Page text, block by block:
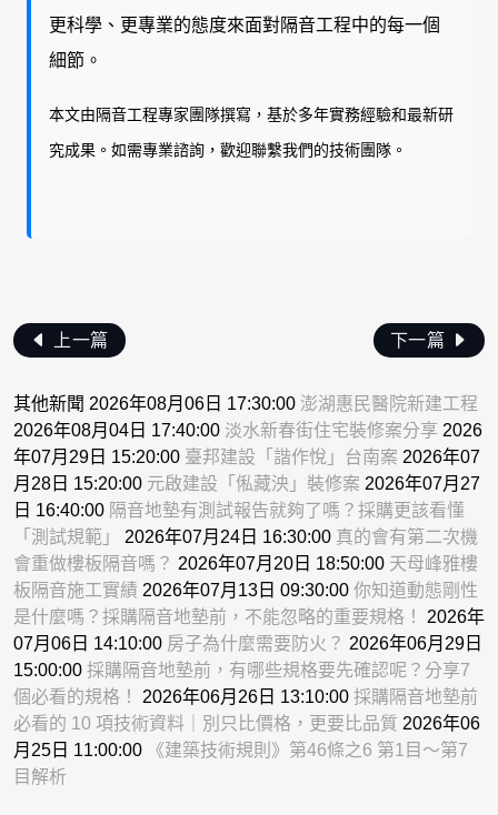
更科學、更專業的態度來面對隔音工程中的每一個
細節。
本文由隔音工程專家團隊撰寫，基於多年實務經驗和最新研
究成果。如需專業諮詢，歡迎聯繫我們的技術團隊。
上一篇 下一篇
其他新聞 2026年08月06日 17:30:00 澎湖惠民醫院新建工程
2026年08月04日 17:40:00 淡水新春街住宅裝修案分享 2026
年07月29日 15:20:00 臺邦建設「諧作悅」台南案 2026年07
月28日 15:20:00 元啟建設「俬藏泱」裝修案 2026年07月27
日 16:40:00 隔音地墊有測試報告就夠了嗎？採購更該看懂
「測試規範」 2026年07月24日 16:30:00 真的會有第二次機
會重做樓板隔音嗎？ 2026年07月20日 18:50:00 天母峰雅樓
板隔音施工實績 2026年07月13日 09:30:00 你知道動態剛性
是什麼嗎？採購隔音地墊前，不能忽略的重要規格！ 2026年
07月06日 14:10:00 房子為什麼需要防火？ 2026年06月29日
15:00:00 採購隔音地墊前，有哪些規格要先確認呢？分享7
個必看的規格！ 2026年06月26日 13:10:00 採購隔音地墊前
必看的 10 項技術資料｜別只比價格，更要比品質 2026年06
月25日 11:00:00
《建築技術規則》第46條之6 第1目～第7
目解析